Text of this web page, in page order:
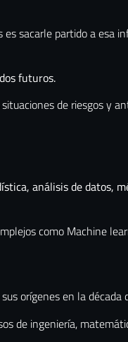
sacarle partido a esa
futuros.
de riesgos y
análisis de datos,
como Machine
orígenes en la década
de ingeniería,